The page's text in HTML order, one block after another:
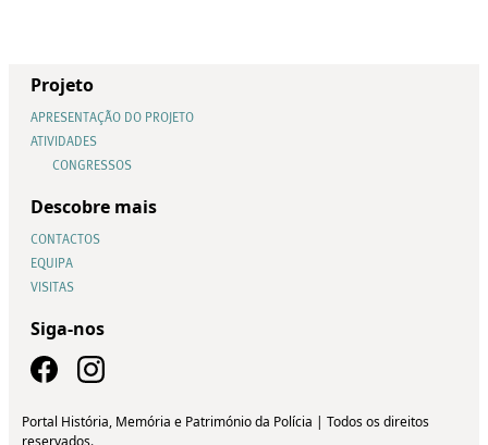
Projeto
APRESENTAÇÃO DO PROJETO
ATIVIDADES
CONGRESSOS
Descobre mais
CONTACTOS
EQUIPA
VISITAS
Siga-nos
Portal História, Memória e Património da Polícia | Todos os direitos